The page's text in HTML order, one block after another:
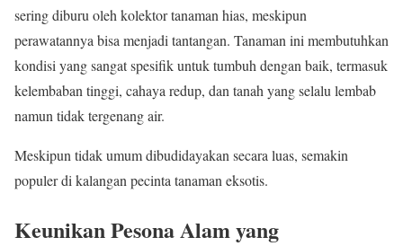
sering diburu oleh kolektor tanaman hias, meskipun
perawatannya bisa menjadi tantangan. Tanaman ini membutuhkan
kondisi yang sangat spesifik untuk tumbuh dengan baik, termasuk
kelembaban tinggi, cahaya redup, dan tanah yang selalu lembab
namun tidak tergenang air.
Meskipun tidak umum dibudidayakan secara luas, semakin
populer di kalangan pecinta tanaman eksotis.
Keunikan Pesona Alam yang